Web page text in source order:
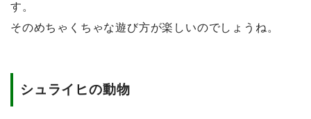
す。
そのめちゃくちゃな遊び方が楽しいのでしょうね。
シュライヒの動物